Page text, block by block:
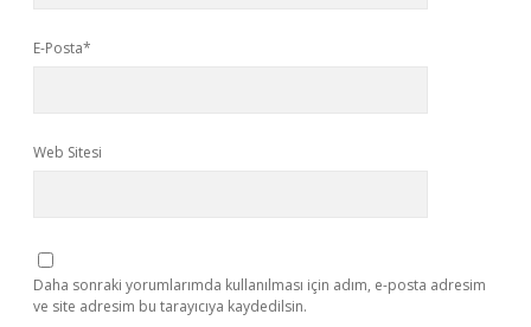
E-Posta*
Web Sitesi
Daha sonraki yorumlarımda kullanılması için adım, e-posta adresim
ve site adresim bu tarayıcıya kaydedilsin.